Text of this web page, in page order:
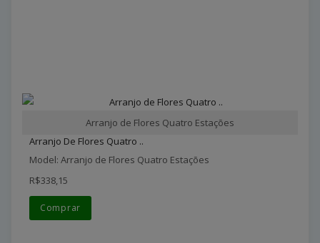
Arranjo de Flores Quatro Estações
Arranjo De Flores Quatro ..
Model: Arranjo de Flores Quatro Estações
R$338,15
Comprar